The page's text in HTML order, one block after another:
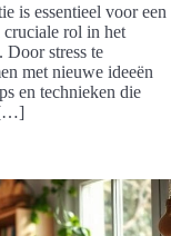
is essentieel voor een
cruciale rol in het
stress te
met nieuwe ideeën
en technieken die
[…]